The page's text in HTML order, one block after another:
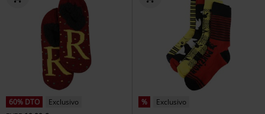
60% DTO
Exclusivo
% Exclusivo